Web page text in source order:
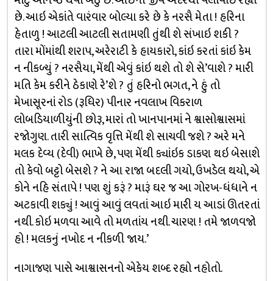
છે. આઇ એકાંતે વારંવાર બોલ્યા કરે છે કે નરસૈ મેતા ! હરિના
હેતાળુ ! આટલી આટલી સતામણી તુંથી શે સંખાઇ શકી ?
તારા મોંમાંથી શરાપ, અરેરાટી કે હાયકારો, કાંઇ કરતાં કાંઇ કેમ
ન નીકળ્યું ? નરસૈયા, મેંથી એવું કાંઇ થશે તો શે સે’વાશે ? મારી
મતિ કેમ કરીને ઠેકાણે રે’શે ? તું હરિનો ભગત, ને હું તો
મેખાસૂરનાં રોડ (રૂધિર) પીનાર નવલાખ વિકરાળ
લોબડિયાળીયુંની છોરૂ, મારાં તો ખાનપાનમાં ને શ્વાસોશ્વાસમાં
રજોગુણ. તારી સાત્વિક વૃત્તિ મેંથી શે સાચવી જશે ? અરે મને
મલક દેવ્ય (દેવી) ભાખે છે, પણ મેંથી ક્યાંઇક ડાકણ થઇ બેસાશે
તો કેવો બટ્ટો બેસશે ? ને આ રાજા બદલી ગયો, ઉખડેલ થયો, એ
કોને નહિ સંતાપે ! પણ શું કરૂં ? મારૂં ઘર જ આ ગોરખ-ધંધાને ન
અટકાવી શક્યું ! આવું આવું લવતાં આઇ મારી ય આડાં ઊતરતાં
નથી. કોઇ મળવા આવે તો મળતાંય નથી. ચારણ ! તમે જાળવજો
હો ! મલકનું નખોદ ન નીકળી જાય.’
નાગાજણ પાસે આશ્વાસનનો એકેય શબ્દ રહ્યો નહોતો.